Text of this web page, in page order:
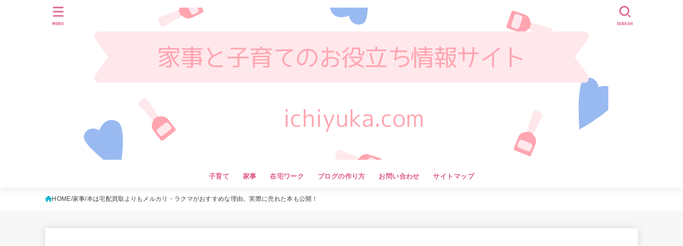
子育て 家事 在宅ワーク ブログの作り方 お問い合わせ サイトマップ
SEARCH
MENU
HOME 家事 本は宅配買取よりもメルカリ・ラクマがおすすめな理由。実際に売れた本も公開！